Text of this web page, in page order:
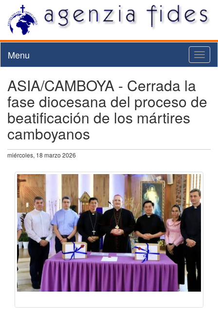
Menu
ASIA/CAMBOYA - Cerrada la
fase diocesana del proceso de
beatificación de los mártires
camboyanos
miércoles, 18 marzo 2026